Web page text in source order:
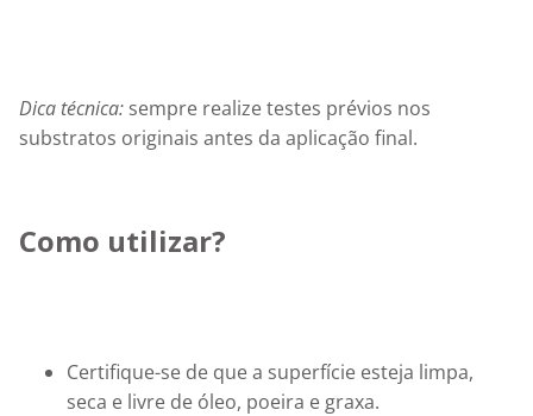
Dica técnica: sempre realize testes prévios nos
substratos originais antes da aplicação final.
Como utilizar?
Certifique-se de que a superfície esteja limpa,
seca e livre de óleo, poeira e graxa.